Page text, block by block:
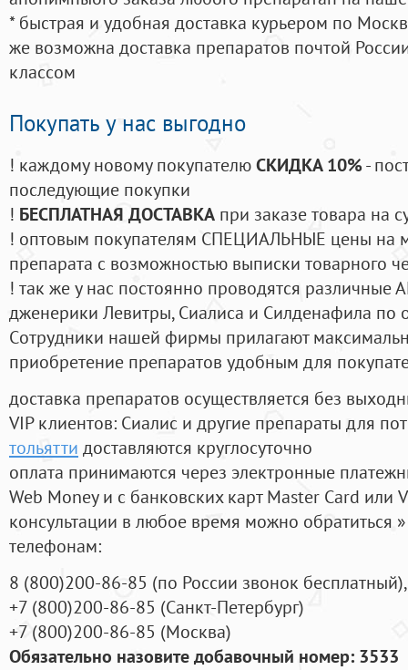
* быстрая и удобная доставка курьером по
же возможна доставка препаратов почтой
классом
Покупать у нас выгодно
! каждому новому покупателюСКИДКА 10%-
последующие покупки
! БЕСПЛАТНАЯ ДОСТАВКА при заказе товара на
! оптовым покупателям СПЕЦИАЛЬНЫЕ цены на
препарата с возможностью выписки товарного
! так же у нас постоянно проводятся
дженерики Левитры, Сиалиса и Силденафила по
Cотрудники нашей фирмы прилагают
приобретение препаратов удобным для
доставка препаратов осуществляется без
VIP клиентов: Сиалис и другие препараты для
тольятти доставляются круглосуточно
оплата принимаются через электронные
Web Money и с банковских карт Master Card или
консультации в любое время можно обратиться
телефонам:
8 (800)200-86-85 (по России звонок бесплатный),
+7 (800)200-86-85 (Санкт-Петербург)
+7 (800)200-86-85 (Москва)
Обязательно назовите добавочный номер: 3533